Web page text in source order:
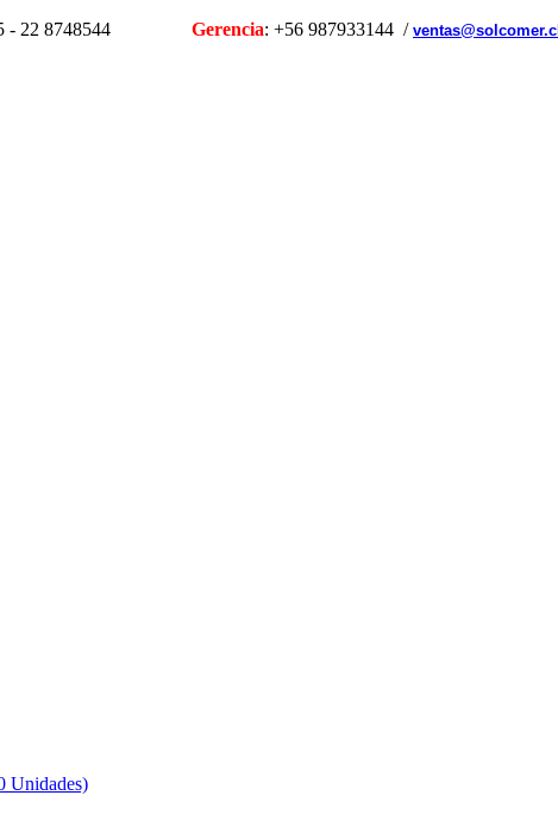
- 22 8748544 Gerencia: +56 987933144 / ventas@solcomer.cl
Unidades)